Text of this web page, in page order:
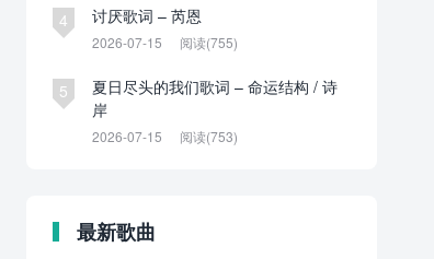
4 讨厌歌词 – 芮恩
2026-07-15 阅读(755)
5
夏日尽头的我们歌词 – 命运结构 / 诗
岸
2026-07-15 阅读(753)
最新歌曲